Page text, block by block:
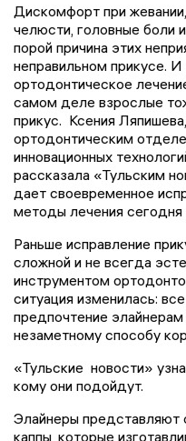
Дискомфорт при
челюсти, головные боли
порой причина этих
неправильном прикусе.
ортодонтическое
самом деле взрослые
прикус. Ксения
ортодонтическим
инновационных
рассказала «Тульским
дает своевременное
методы лечения сегодня
Раньше исправление
сложной и не всегда
инструментом
ситуация изменилась:
предпочтение
незаметному способу
«Тульские новости»
кому они подойдут.
Элайнеры представляют
каппы, которые